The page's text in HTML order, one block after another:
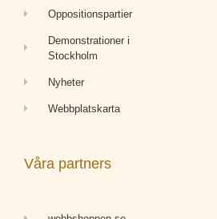
Oppositionspartier
Demonstrationer i
Stockholm
Nyheter
Webbplatskarta
Våra partners